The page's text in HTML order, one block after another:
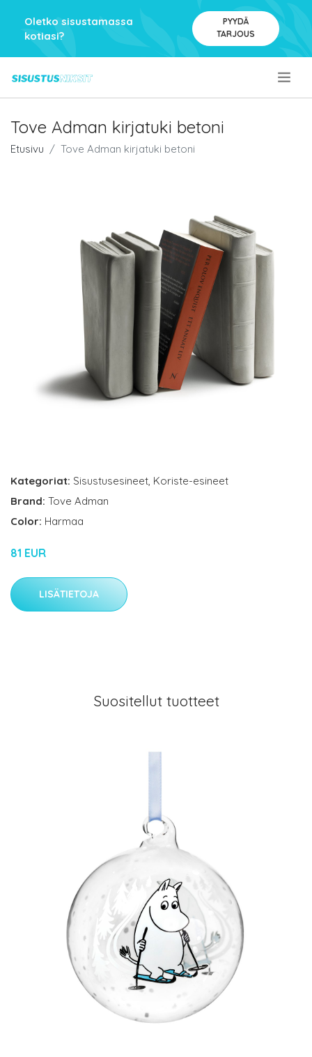
Oletko sisustamassa
kotiasi?
PYYDÄ
TARJOUS
Tove Adman kirjatuki betoni
Etusivu Tove Adman kirjatuki betoni
Kategoriat: Sisustusesineet, Koriste-esineet
Brand: Tove Adman
Color: Harmaa
81 EUR
LISÄTIETOJA
Suositellut tuotteet